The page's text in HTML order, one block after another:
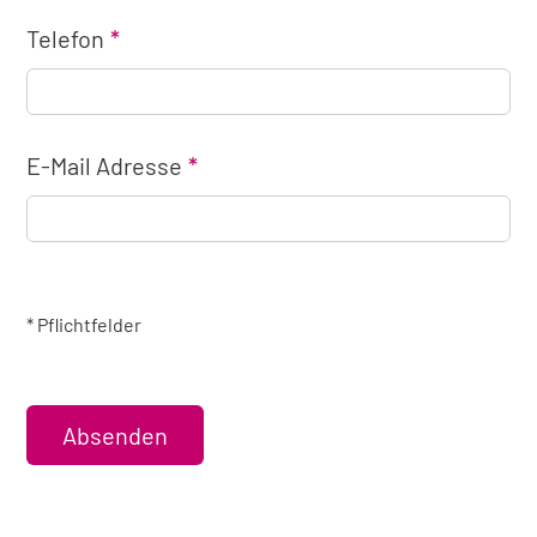
Telefon
E-Mail Adresse
* Pflichtfelder
Absenden